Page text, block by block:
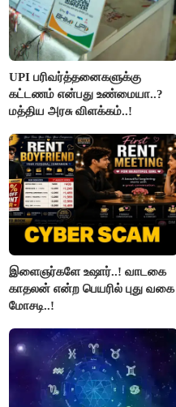
UPI பரிவர்த்தனைகளுக்கு
கட்டணம் என்பது உண்மையா..?
மத்திய அரசு விளக்கம்..!
இளைஞர்களே உஷார்..! வாடகை
காதலன் என்ற பெயரில் புது வகை
மோசடி..!